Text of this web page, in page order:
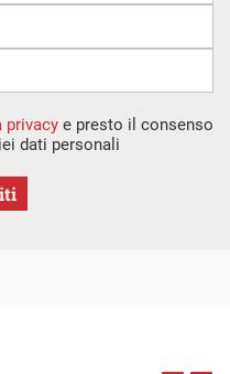
privacy e presto il consenso
dati personali